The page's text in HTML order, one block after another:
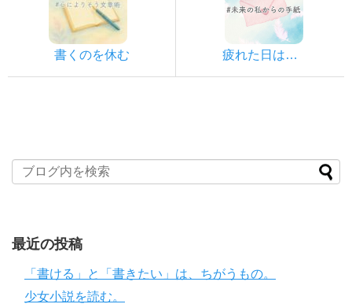
書くのを休む 疲れた日は…
最近の投稿
「書ける」と「書きたい」は、ちがうもの。
少女小説を読む。